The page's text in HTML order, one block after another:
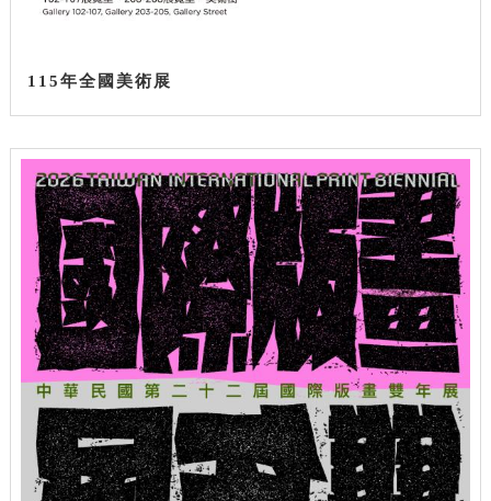
115年全國美術展